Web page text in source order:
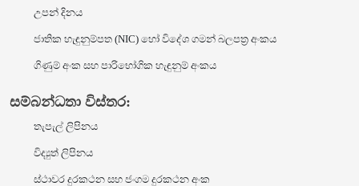
උපන් දිනය
ජාතික හැඳුනුම්පත (NIC) හෝ විදේශ ගමන් බලපත්‍ර අංකය
ගිණුම් අංක සහ පාරිභෝගික හැඳුනුම් අංකය
සම්බන්ධතා විස්තර:
තැපැල් ලිපිනය
විද්‍යුත් ලිපිනය
ස්ථාවර දුරකථන සහ ජංගම දුරකථන අංක